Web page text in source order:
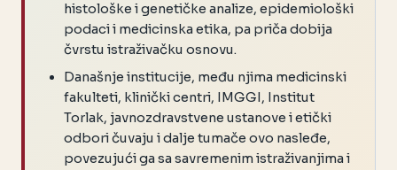
histološke i genetičke analize, epidemiološki
podaci i medicinska etika, pa priča dobija
čvrstu istraživačku osnovu.
Današnje institucije, među njima medicinski
fakulteti, klinički centri, IMGGI, Institut
Torlak, javnozdravstvene ustanove i etički
odbori čuvaju i dalje tumače ovo nasleđe,
povezujući ga sa savremenim istraživanjima i